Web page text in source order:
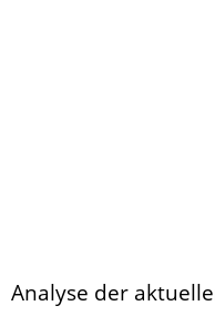
Analyse der